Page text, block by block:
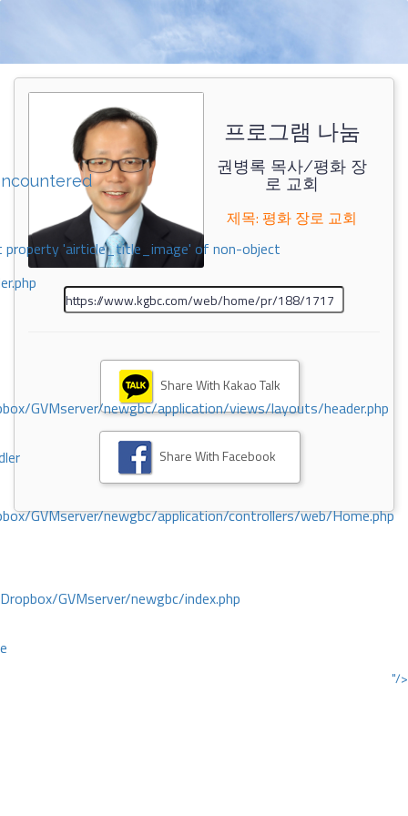
property 'airticle_title_image' of non-object
GVMserver/newgbc/application/views/layouts/header.php
GVMserver/newgbc/application/controllers/web/Home.php
GVMserver/newgbc/index.php
"/>
프로그램 나눔
권병록 목사/평화 장
로 교회
제목: 평화 장로 교회
Share With Kakao Talk
Share With Facebook